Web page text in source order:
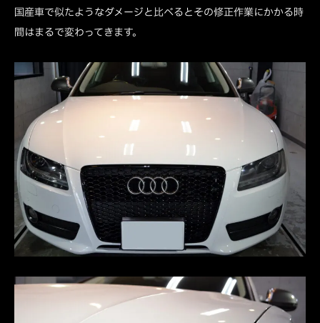
国産車で似たようなダメージと比べるとその修正作業にかかる時
間はまるで変わってきます。